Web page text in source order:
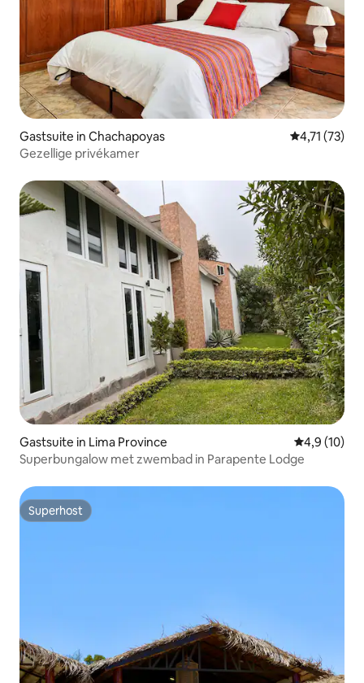
Gastsuite in Chachapoyas Gemiddelde
4,71 (73)
Gezellige privékamer
Gastsuite in Lima Province
4,9 (10)
Superbungalow met zwembad in Parapente Lodge
Superhost
Superhost